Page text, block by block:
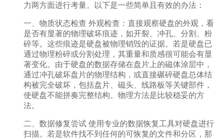
力两方面进行考量。以下是一些简单且有效的办法：
一、物质状态检查 外观检查：直接观察硬盘的外观，看
是否有显著的物理破坏痕迹，如开裂、冲孔、分割、粉
碎等。这些痕迹是硬盘被物理销毁的证据。若是硬盘已
通过物理粉碎或分割处理，其重量和质感很可能会有显
著变化。由于硬盘的数据存储在盘片上的磁体涂层中，
通过冲孔破坏盘片的物理结构，或直接碾碎硬盘总体结
构被完全破坏，包括盘片、磁头、线路板等关键部件，
使硬盘不能拼奏完整结构。物理方法是比较稳妥的方
法。
二、数据修复尝试 使用专业的数据恢复工具对硬盘进行
扫描。若是软件找不到任何的可恢复的文件和分区，那